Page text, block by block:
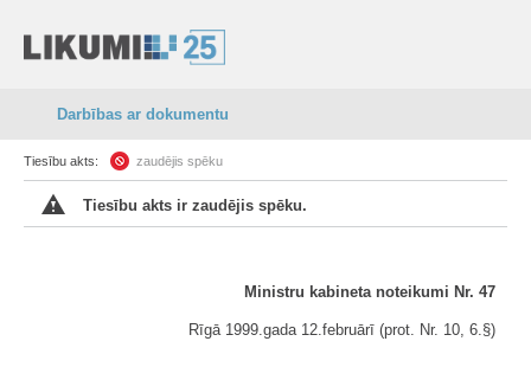
Darbības ar dokumentu
Tiesību akts: zaudējis spēku
Tiesību akts ir zaudējis spēku.
Ministru kabineta noteikumi Nr. 47
Rīgā 1999.gada 12.februārī (prot. Nr. 10, 6.§)